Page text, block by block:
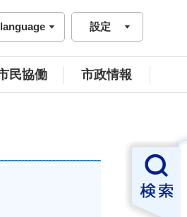
設定
民協働 市政情報